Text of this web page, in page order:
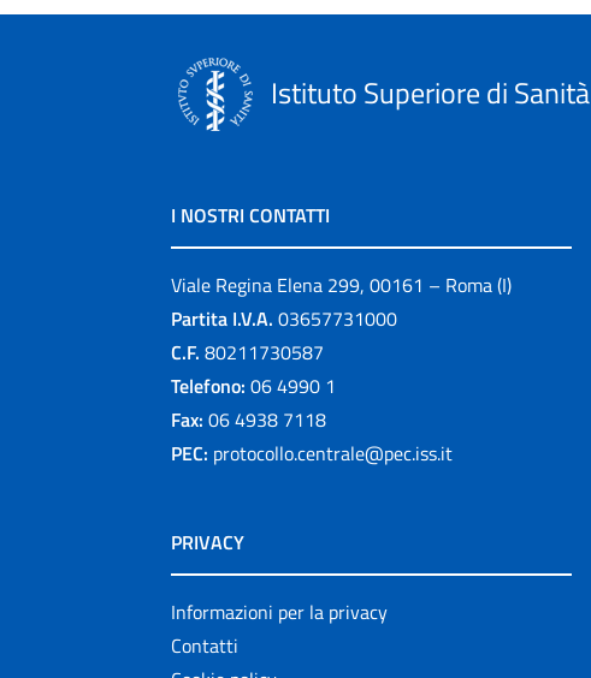
Istituto Superiore di Sanità
I NOSTRI CONTATTI
Viale Regina Elena 299, 00161 – Roma (I)
Partita I.V.A. 03657731000
C.F. 80211730587
Telefono: 06 4990 1
Fax: 06 4938 7118
PEC: protocollo.centrale@pec.iss.it
PRIVACY
Informazioni per la privacy
Contatti